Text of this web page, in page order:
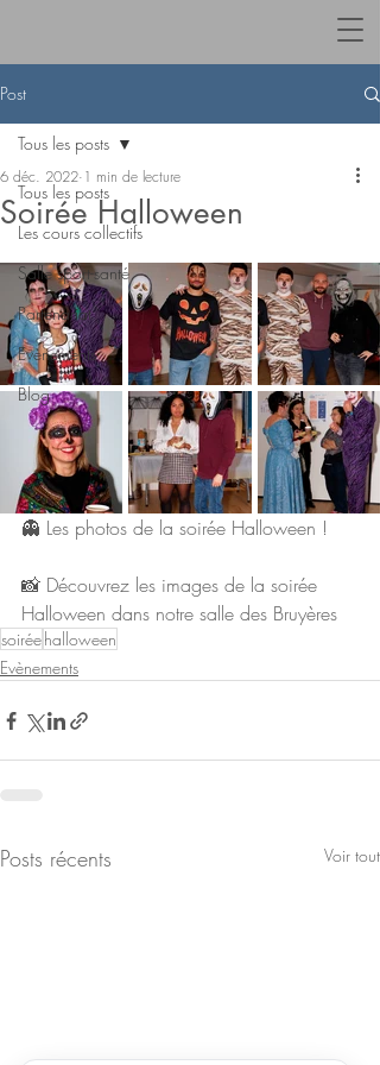
Post
Tous les posts
Les cours collectifs
Salle sport-santé
Partenariat
Evènements
Blog
Tous les posts
Soirée Halloween
6 déc. 2022 1 min de lecture
👻 Les photos de la soirée Halloween !
📸 Découvrez les images de la soirée
Halloween dans notre salle des Bruyères
soiréehalloween
Evènements
Posts récents Voir tout